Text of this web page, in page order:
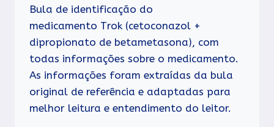
Bula de identificação do
medicamento Trok (cetoconazol +
dipropionato de betametasona), com
todas informações sobre o medicamento.
As informações foram extraídas da bula
original de referência e adaptadas para
melhor leitura e entendimento do leitor.